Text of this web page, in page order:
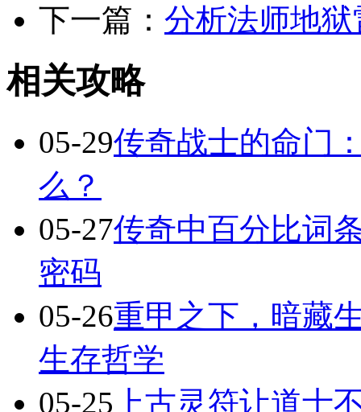
下一篇： 分析法师地
相关攻略
05-29传奇战士的命门
么？
05-27传奇中百分比词
密码
05-26重甲之下，暗藏
生存哲学
05-25 上古灵符让道士